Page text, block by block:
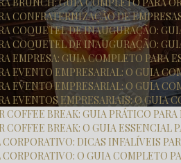
CONFRATERNIZAÇÃO DE
COQUETEL DE INAUGURAÇÃO:
COQUETEL DE INAUGURAÇÃO:
EMPRESA: GUIA COMPLETO PARA
EVENTO EMPRESARIAL: O GUIA
EVENTO EMPRESARIAL: O GUIA
EVENTOS EMPRESARIAIS: O GUIA
COFFEE BREAK: GUIA PRÁTICO
COFFEE BREAK: O GUIA ESSENCIAL
CORPORATIVO: DICAS INFALÍVEIS
CORPORATIVO: O GUIA COMPLETO